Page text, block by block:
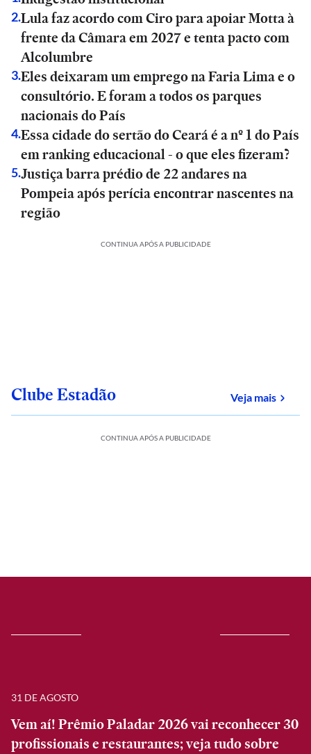
2.Lula faz acordo com Ciro para apoiar Motta à
frente da Câmara em 2027 e tenta pacto com
Alcolumbre
3.Eles deixaram um emprego na Faria Lima e o
consultório. E foram a todos os parques
nacionais do País
4.Essa cidade do sertão do Ceará é a nº 1 do País
em ranking educacional - o que eles fizeram?
5.Justiça barra prédio de 22 andares na
Pompeia após perícia encontrar nascentes na
região
CONTINUA APÓS A PUBLICIDADE
Clube Estadão Veja maissobre
CONTINUA APÓS A PUBLICIDADE
31 DE AGOSTO
Vem aí! Prêmio Paladar 2026 vai reconhecer 30
profissionais e restaurantes; veja tudo sobre